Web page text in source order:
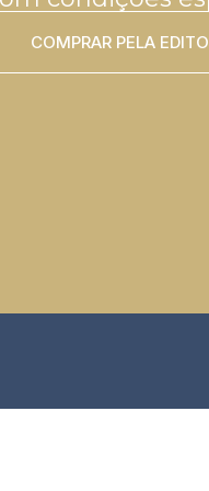
COMPRAR PELA